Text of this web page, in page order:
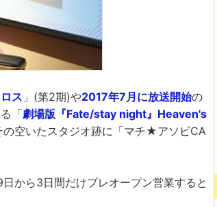
ス 」(第2期)や2017年7月に放送開始の
「劇場版『Fate/stay night』Heaven's
空いたスタジオ跡に「マチ★アソビCA
から3日間だけプレオープン営業すると